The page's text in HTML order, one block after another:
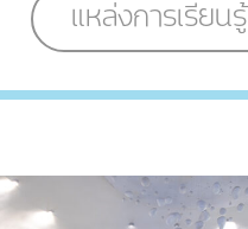
แหล่งการเรียนรู้